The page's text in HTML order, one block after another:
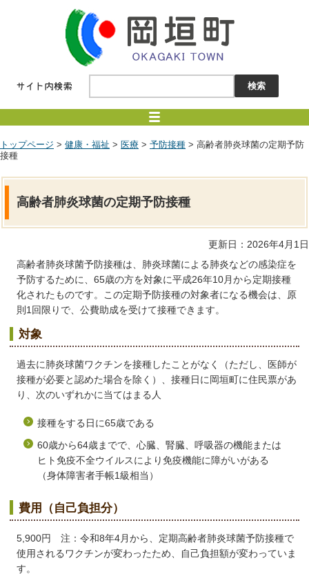
トップページ > 健康・福祉 > 医療 > 予防接種 > 高齢者肺炎球菌の定期予防
接種
高齢者肺炎球菌の定期予防接種
更新日：2026年4月1日
高齢者肺炎球菌予防接種は、肺炎球菌による肺炎などの感染症を
予防するために、65歳の方を対象に平成26年10月から定期接種
化されたものです。この定期予防接種の対象者になる機会は、原
則1回限りで、公費助成を受けて接種できます。
対象
過去に肺炎球菌ワクチンを接種したことがなく（ただし、医師が
接種が必要と認めた場合を除く）、接種日に岡垣町に住民票があ
り、次のいずれかに当てはまる人
接種をする日に65歳である
60歳から64歳までで、心臓、腎臓、呼吸器の機能または
ヒト免疫不全ウイルスにより免疫機能に障がいがある
（身体障害者手帳1級相当）
費用（自己負担分）
5,900円 注：令和8年4月から、定期高齢者肺炎球菌予防接種で
使用されるワクチンが変わったため、自己負担額が変わっていま
す。